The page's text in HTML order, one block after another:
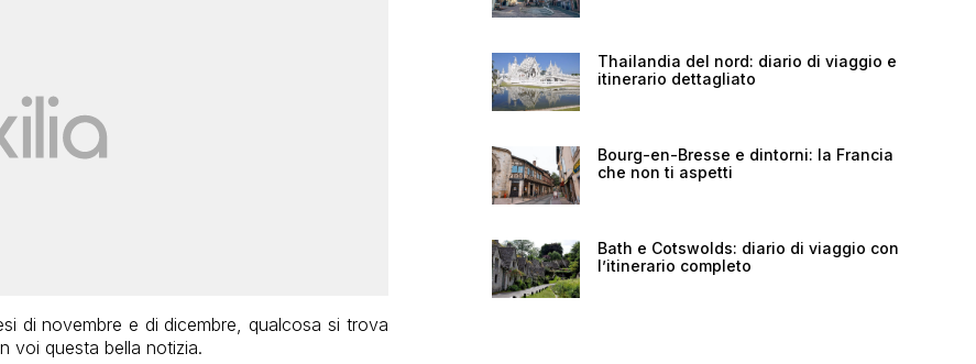
di novembre e di dicembre, qualcosa si trova
voi questa bella notizia.
Thailandia del nord: diario di viaggio e
itinerario dettagliato
Bourg-en-Bresse e dintorni: la Francia
che non ti aspetti
Bath e Cotswolds: diario di viaggio con
l’itinerario completo